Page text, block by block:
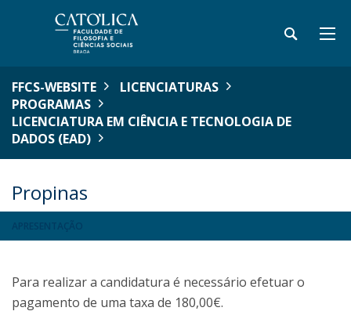
FFCS-WEBSITE
LICENCIATURAS
PROGRAMAS
LICENCIATURA EM CIÊNCIA E TECNOLOGIA DE
DADOS (EAD)
Propinas
Para realizar a candidatura é necessário efetuar o
pagamento de uma taxa de 180,00€.